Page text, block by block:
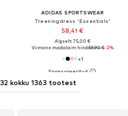
ADIDAS SPORTSWEAR
Treeningdress 'Essentials'
58,41 €
Algselt: 75,00 €
Viimane madalaim hind:59,90 €-2%
+1
kokku 1363 tootest